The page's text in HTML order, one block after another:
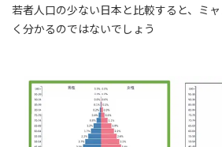
若者人口の少ない日本と比較すると、ミ
く分かるのではないでしょう